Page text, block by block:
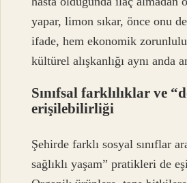
yapar, limon sıkar, önce onu
ifade, hem ekonomik
kültürel alışkanlığı aynı anda
Sınıfsal farklılıklar ve
erişilebilirliği
Şehirde farklı sosyal sınıflar
sağlıklı yaşam” pratikleri de